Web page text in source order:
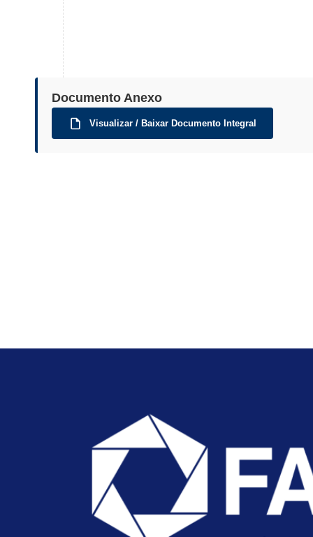
Documento Anexo
Visualizar / Baixar Documento Integral